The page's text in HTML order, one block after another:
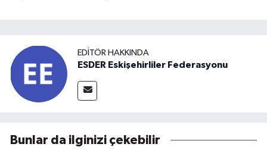
EDITÖR HAKKINDA
ESDER Eskişehirliler Federasyonu
Bunlar da ilginizi çekebilir